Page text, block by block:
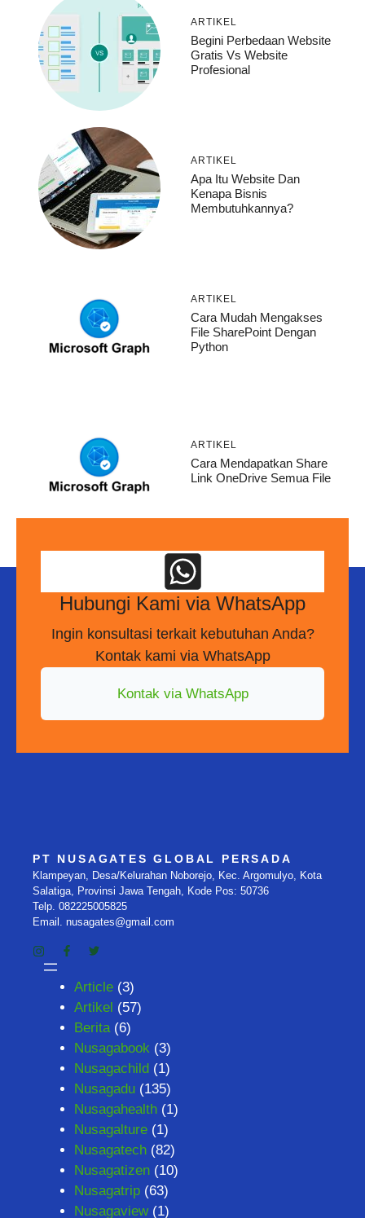
ARTIKEL
Begini Perbedaan Website
Gratis Vs Website
Profesional
ARTIKEL
Apa Itu Website Dan
Kenapa Bisnis
Membutuhkannya?
ARTIKEL
Cara Mudah Mengakses
File SharePoint Dengan
Python
ARTIKEL
Cara Mendapatkan Share
Link OneDrive Semua File
Hubungi Kami via WhatsApp
Ingin konsultasi terkait kebutuhan Anda?
Kontak kami via WhatsApp
Kontak via WhatsApp
PT NUSAGATES GLOBAL PERSADA
Klampeyan, Desa/Kelurahan Noborejo, Kec. Argomulyo, Kota
Salatiga, Provinsi Jawa Tengah, Kode Pos: 50736
Telp. 082225005825
Email. nusagates@gmail.com
Article (3)
Artikel (57)
Berita(6)
Nusagabook (3)
Nusagachild (1)
Nusagadu (135)
Nusagahealth (1)
Nusagalture (1)
Nusagatech (82)
Nusagatizen (10)
Nusagatrip (63)
Nusagaview(1)